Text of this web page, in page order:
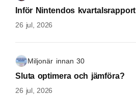
Inför Nintendos kvartalsrapport
26 jul, 2026
Miljonär innan 30
Sluta optimera och jämföra?
26 jul, 2026